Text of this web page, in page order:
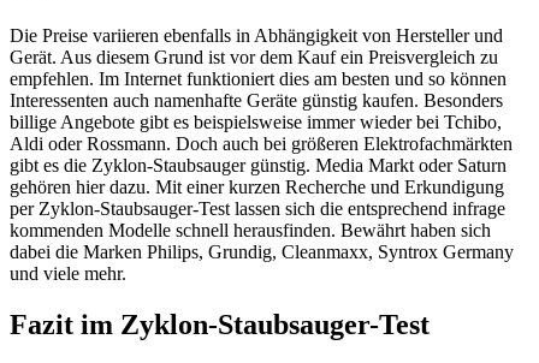
Die Preise variieren ebenfalls in Abhängigkeit von Hersteller und
Gerät. Aus diesem Grund ist vor dem Kauf ein Preisvergleich zu
empfehlen. Im Internet funktioniert dies am besten und so können
Interessenten auch namenhafte Geräte günstig kaufen. Besonders
billige Angebote gibt es beispielsweise immer wieder bei Tchibo,
Aldi oder Rossmann. Doch auch bei größeren Elektrofachmärkten
gibt es die Zyklon-Staubsauger günstig. Media Markt oder Saturn
gehören hier dazu. Mit einer kurzen Recherche und Erkundigung
per Zyklon-Staubsauger-Test lassen sich die entsprechend infrage
kommenden Modelle schnell herausfinden. Bewährt haben sich
dabei die Marken Philips, Grundig, Cleanmaxx, Syntrox Germany
und viele mehr.
Fazit im Zyklon-Staubsauger-Test